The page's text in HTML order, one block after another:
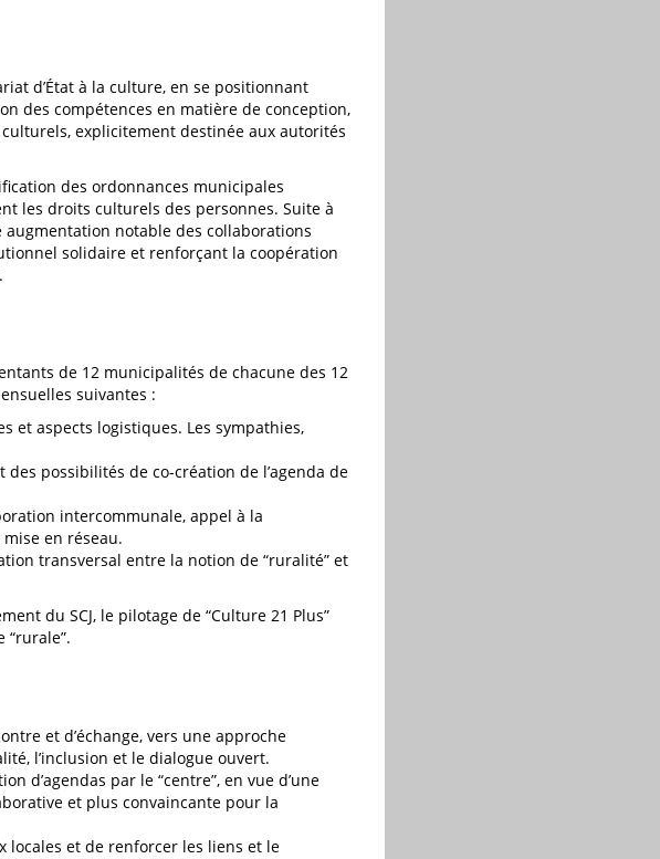
d’État à la culture, en se positionnant
des compétences en matière de conception,
explicitement destinée aux autorités
des ordonnances municipales
les droits culturels des personnes. Suite à
augmentation notable des collaborations
solidaire et renforçant la coopération
de 12 municipalités de chacune des 12
suivantes :
et aspects logistiques. Les sympathies,
possibilités de co-création de l’agenda de
intercommunale, appel à la
en réseau.
transversal entre la notion de “ruralité” et
du SCJ, le pilotage de “Culture 21 Plus”
et d’échange, vers une approche
l’inclusion et le dialogue ouvert.
d’agendas par le “centre”, en vue d’une
et plus convaincante pour la
locales et de renforcer les liens et le